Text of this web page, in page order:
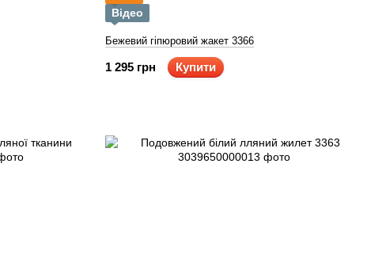
Відео
Бежевий гіпюровий жакет 3366
1 295 грн Купити